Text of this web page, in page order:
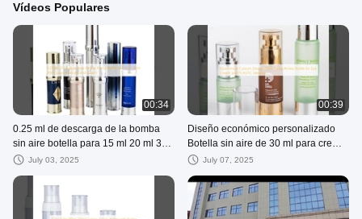
Vídeos Populares
00:34
0.25 ml de descarga de la bomba
sin aire botella para 15 ml 20 ml 30
ml de lujo de suero y loción
July 03, 2025
00:39
Diseño económico personalizado
Botella sin aire de 30 ml para crema
para ojos y material plástico
July 07, 2025